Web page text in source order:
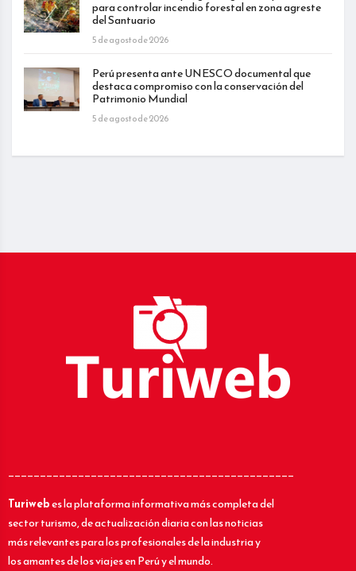
para controlar incendio forestal en zona agreste
del Santuario
5 de agosto de 2026
Perú presenta ante UNESCO documental que
destaca compromiso con la conservación del
Patrimonio Mundial
5 de agosto de 2026
_____________________________________________
Turiwebes la plataforma informativa más completa del
sector turismo, de actualización diaria con las noticias
más relevantes para los profesionales de la industria y
los amantes de los viajes en Perú y el mundo.